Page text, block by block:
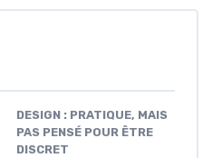
DESIGN : PRATIQUE, MAIS
PAS PENSÉ POUR ÊTRE
DISCRET